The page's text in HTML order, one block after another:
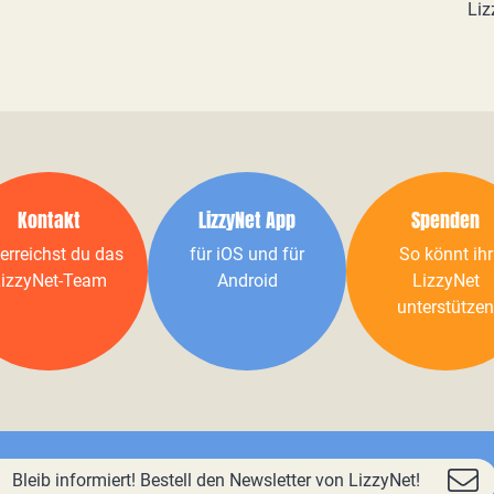
Kontakt
du das
Team
LizzyNet App
für iOS und für
Android
Spenden
So könnt ihr
LizzyNet
unterstützen
Bleib informiert! Bestell den Newsletter von LizzyNet!